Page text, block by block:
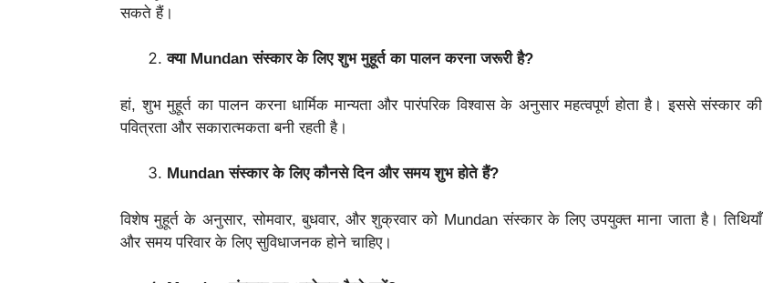
सकते हैं।
क्या Mundan संस्कार के लिए शुभ मुहूर्त का पालन करना जरूरी है?
हां, शुभ मुहूर्त का पालन करना धार्मिक मान्यता और पारंपरिक विश्वास के अनुसार महत्वपूर्ण होता है। इससे संस्कार की
पवित्रता और सकारात्मकता बनी रहती है।
Mundan संस्कार के लिए कौनसे दिन और समय शुभ होते हैं?
विशेष मुहूर्त के अनुसार, सोमवार, बुधवार, और शुक्रवार को Mundan संस्कार के लिए उपयुक्त माना जाता है। तिथियाँ
और समय परिवार के लिए सुविधाजनक होने चाहिए।